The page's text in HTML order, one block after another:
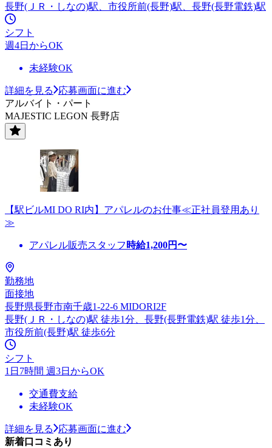
長野(ＪＲ・しなの)駅、市役所前(長野)駅、長野(長野電鉄)駅
シフト
週4日からOK
未経験OK
詳細を見る
応募画面に進む
アルバイト・パート
MAJESTIC LEGON 長野店
【駅ビルMI DO RI内】アパレルのお仕事≪正社員登用あり
≫
アパレル販売スタッフ 時給1,200円〜
勤務地
面接地
長野県長野市南千歳1-22-6 MIDORI2F
長野(ＪＲ・しなの)駅 徒歩1分、長野(長野電鉄)駅 徒歩1分、
市役所前(長野)駅 徒歩6分
シフト
1日7時間 週3日からOK
交通費支給
未経験OK
詳細を見る
応募画面に進む
新着口コミあり